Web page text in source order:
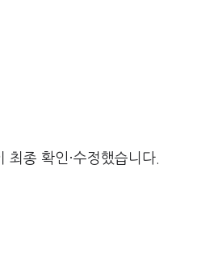
종 확인·수정했습니다.